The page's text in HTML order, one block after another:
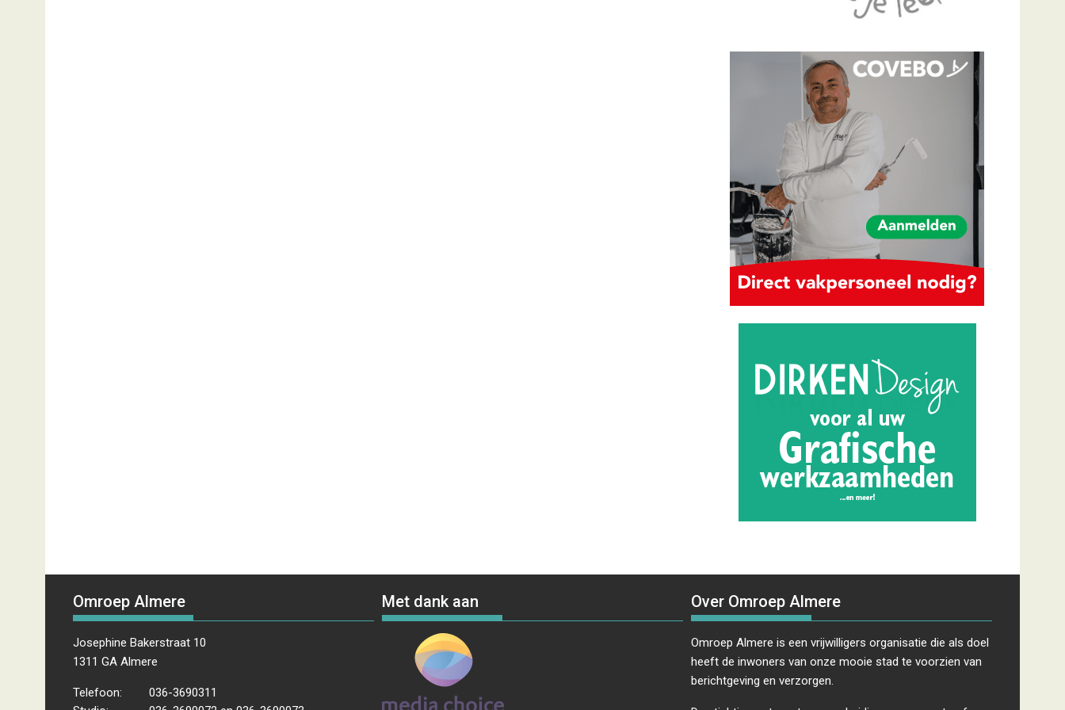
Omroep Almere
Josephine Bakerstraat 10
1311 GA Almere
Telefoon:
036-3690311
Met dank aan Over Omroep Almere
Omroep Almere is een vrijwilligers organisatie die als doel
heeft de inwoners van onze mooie stad te voorzien van
berichtgeving en verzorgen.